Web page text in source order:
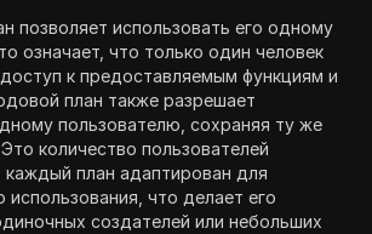
позволяет использовать его одному
означает, что только один человек
к предоставляемым функциям и
план также разрешает
пользователю, сохраняя ту же
количество пользователей
каждый план адаптирован для
использования, что делает его
создателей или небольших